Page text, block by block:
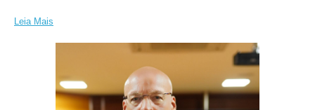
Leia Mais